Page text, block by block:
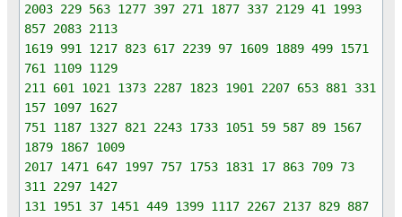
2003 229 563 1277 397 271 1877 337 2129 41 1993
857 2083 2113
1619 991 1217 823 617 2239 97 1609 1889 499 1571
761 1109 1129
211 601 1021 1373 2287 1823 1901 2207 653 881 331
157 1097 1627
751 1187 1327 821 2243 1733 1051 59 587 89 1567
1879 1867 1009
2017 1471 647 1997 757 1753 1831 17 863 709 73
311 2297 1427
131 1951 37 1451 449 1399 1117 2267 2137 829 887